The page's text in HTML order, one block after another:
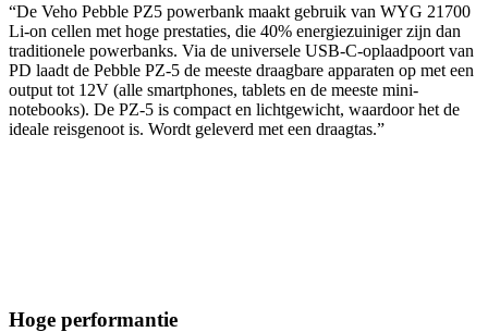
“De Veho Pebble PZ5 powerbank maakt gebruik van WYG 21700
Li-on cellen met hoge prestaties, die 40% energiezuiniger zijn dan
traditionele powerbanks. Via de universele USB-C-oplaadpoort van
PD laadt de Pebble PZ-5 de meeste draagbare apparaten op met een
output tot 12V (alle smartphones, tablets en de meeste mini-
notebooks). De PZ-5 is compact en lichtgewicht, waardoor het de
ideale reisgenoot is. Wordt geleverd met een draagtas.”
Hoge performantie